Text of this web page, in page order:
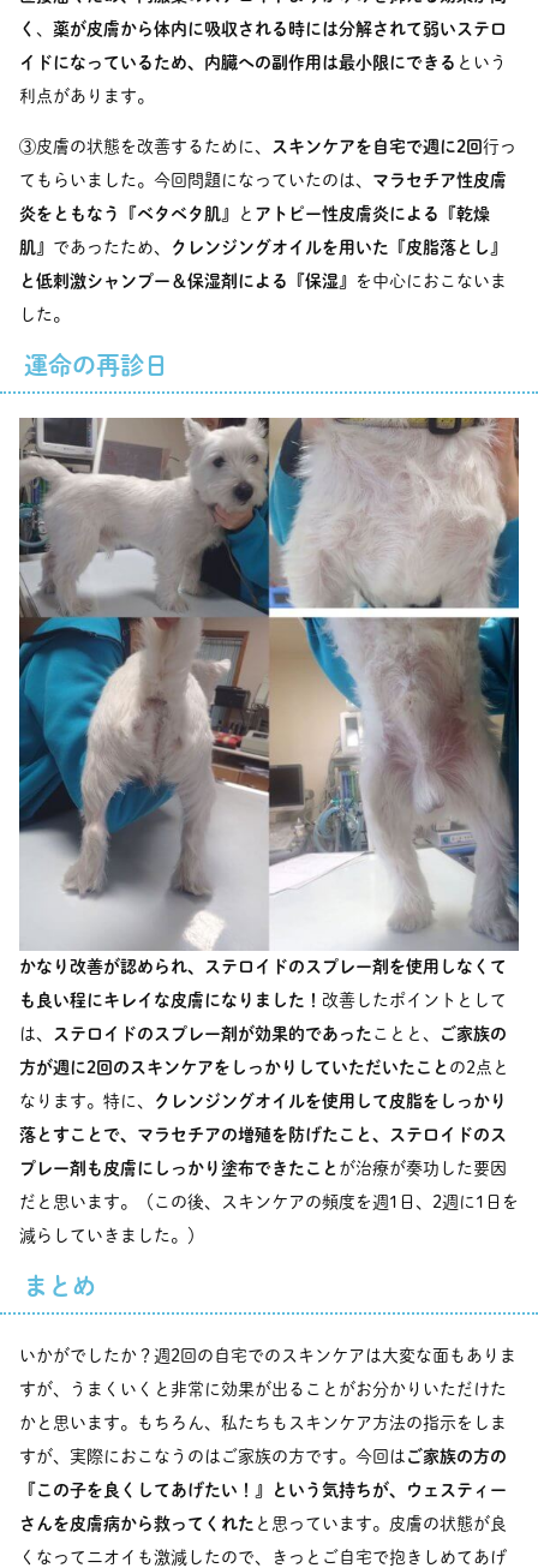
く 、 薬が皮膚から体内に吸収される時には分解されて弱いステロ
イドになっているため、内臓への副作用は最小限にできる という
利点があります。
③皮膚の状態を改善するために、 スキンケアを自宅で週に2回行っ
てもらいました。今回問題になっていたのは、 マラセチア性皮膚
炎をともなう『ベタベタ肌』
と アトピー性皮膚炎による『乾燥
肌』 であったため、
クレンジングオイルを用いた『皮脂落とし』
と低刺激シャンプー＆保湿剤による『保湿』
を中心におこないま
した。
運命の再診日
かなり改善が認められ、ステロイドのスプレー剤を使用しなくて
も良い程にキレイな皮膚になりました！ 改善したポイントとして
は、
ステロイドのスプレー剤が効果的であった ことと、
ご家族の
方が週に2回のスキンケアをしっかりしていただいたこと の2点と
なります。特に、
クレンジングオイルを使用して皮脂をしっかり
落とすことで、マラセチアの増殖を防げたこと、ステロイドのス
プレー剤も皮膚にしっかり塗布できたこと が治療が奏功した要因
だと思います。（この後、スキンケアの頻度を週1日、2週に1日を
減らしていきました。）
まとめ
いかがでしたか？週2回の自宅でのスキンケアは大変な面もありま
すが、うまくいくと非常に効果が出ることがお分かりいただけた
かと思います。もちろん、私たちもスキンケア方法の指示をしま
すが、実際におこなうのはご家族の方です。今回は ご家族の方の
『この子を良くしてあげたい！』という気持ちが、ウェスティー
さんを皮膚病から救ってくれた と思っています。皮膚の状態が良
くなってニオイも激減したので、きっとご自宅で抱きしめてあげ